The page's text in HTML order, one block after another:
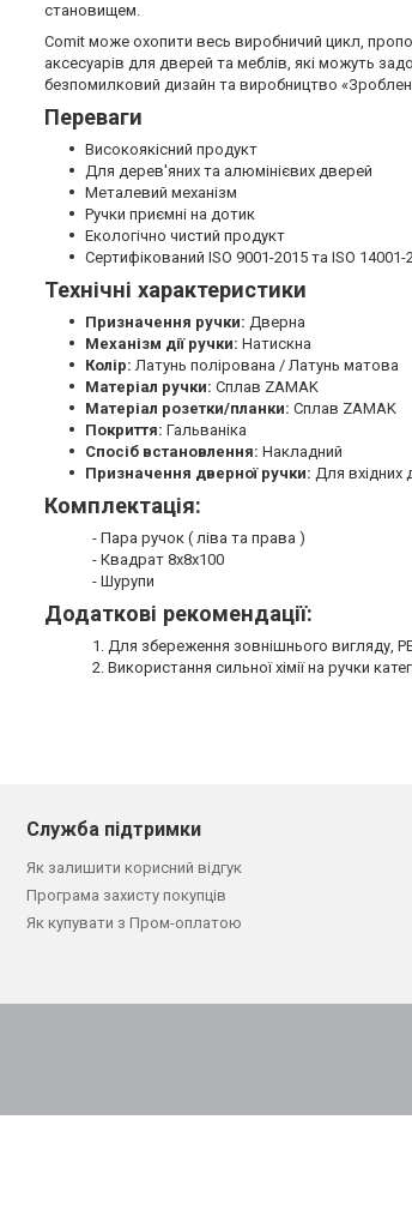
становищем.
Comit може охопити весь виробничий цикл,
аксесуарів для дверей та меблів, які можуть
безпомилковий дизайн та виробництво «Зроблено
Переваги
Високоякісний продукт
Для дерев'яних та алюмінієвих дверей
Металевий механізм
Ручки приємні на дотик
Екологічно чистий продукт
Сертифікований ISO 9001-2015 та ISO 14001-
Технічні характеристики
Призначення ручки: Дверна
Механізм дії ручки: Натискна
Колір:Латунь полірована / Латунь матова
Матеріал ручки: Сплав ZAMAK
Матеріал розетки/планки: Сплав ZAMAK
Покриття: Гальваніка
Спосіб встановлення: Накладний
Призначення дверної ручки: Для вхідних
Комплектація:
- Пара ручок ( ліва та права )
- Квадрат 8х8х100
- Шурупи
Додаткові рекомендації:
1. Для збереження зовнішнього вигляду,
2. Використання сильної хімії на ручки
Служба підтримки
Як залишити корисний відгук
Програма захисту покупців
Як купувати з Пром-оплатою